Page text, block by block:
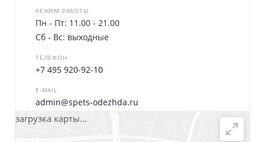
РЕЖИМ РАБОТЫ
Пн - Пт: 11.00 - 21.00
Сб - Вс: выходные
ТЕЛЕФОН
+7 495 920-92-10
E-MAIL
admin@spets-odezhda.ru
загрузка карты...